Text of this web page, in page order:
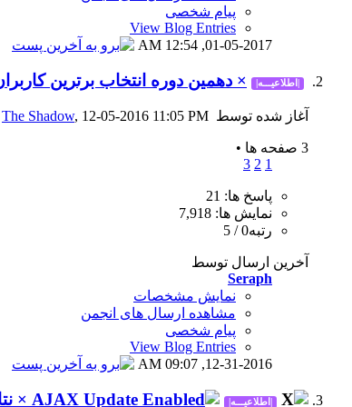
پیام شخصی
View Blog Entries
01-05-2017,
12:54 AM
|اطلاعیـــه| × دهمین دوره انتخاب برترین کاربران
آغاز شده توسط The Shadow, 12-05-2016 11:05 PM
3 صفحه ها
•
1
2
3
پاسخ ها: 21
نمایش ها: 7,918
رتبه0 / 5
آخرین ارسال توسط
Seraph
نمایش مشخصات
مشاهده ارسال های انجمن
پیام شخصی
View Blog Entries
12-31-2016,
09:07 AM
|اطلاعیـــه| ×